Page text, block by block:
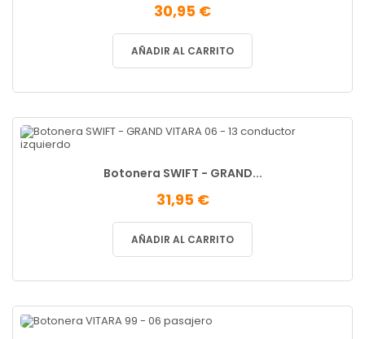
30,95 €
AÑADIR AL CARRITO
Botonera SWIFT - GRAND...
31,95 €
AÑADIR AL CARRITO